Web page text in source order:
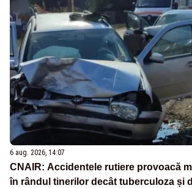
6 aug. 2026, 14:07
CNAIR: Accidentele rutiere provoacă
în rândul tinerilor decât tuberculoza și